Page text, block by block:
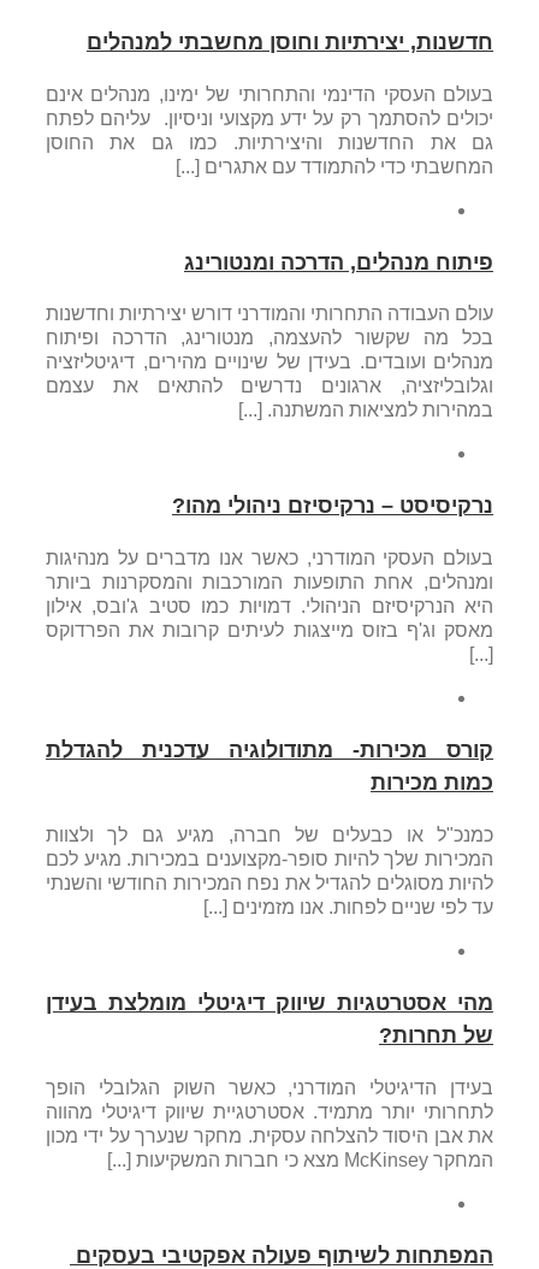
חדשנות, יצירתיות וחוסן מחשבתי למנהלים
בעולם העסקי הדינמי והתחרותי של ימינו, מנהלים אינם
יכולים להסתמך רק על ידע מקצועי וניסיון. עליהם לפתח
גם את החדשנות והיצירתיות. כמו גם את החוסן
המחשבתי כדי להתמודד עם אתגרים [...]
פיתוח מנהלים, הדרכה ומנטורינג
עולם העבודה התחרותי והמודרני דורש יצירתיות וחדשנות
בכל מה שקשור להעצמה, מנטורינג, הדרכה ופיתוח
מנהלים ועובדים. בעידן של שינויים מהירים, דיגיטליזציה
וגלובליזציה, ארגונים נדרשים להתאים את עצמם
במהירות למציאות המשתנה. [...]
נרקיסיסט – נרקיסיזם ניהולי מהו?
בעולם העסקי המודרני, כאשר אנו מדברים על מנהיגות
ומנהלים, אחת התופעות המורכבות והמסקרנות ביותר
היא הנרקיסיזם הניהולי. דמויות כמו סטיב ג'ובס, אילון
מאסק וג'ף בזוס מייצגות לעיתים קרובות את הפרדוקס
[...]
קורס מכירות- מתודולוגיה עדכנית להגדלת
כמות מכירות
כמנכ"ל או כבעלים של חברה, מגיע גם לך ולצוות
המכירות שלך להיות סופר-מקצוענים במכירות. מגיע לכם
להיות מסוגלים להגדיל את נפח המכירות החודשי והשנתי
עד לפי שניים לפחות. אנו מזמינים [...]
מהי אסטרטגיות שיווק דיגיטלי מומלצת בעידן
של תחרות?
בעידן הדיגיטלי המודרני, כאשר השוק הגלובלי הופך
לתחרותי יותר מתמיד. אסטרטגיית שיווק דיגיטלי מהווה
את אבן היסוד להצלחה עסקית. מחקר שנערך על ידי מכון
המחקר McKinsey מצא כי חברות המשקיעות [...]
המפתחות לשיתוף פעולה אפקטיבי בעסקים